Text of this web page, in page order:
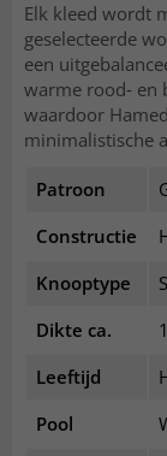
Elk kleed wordt
geselecteerde
een
warme rood‑
waardoor
minimalistische
Patroon
Constructie
Knooptype
Dikte ca.
Leeftijd
Pool